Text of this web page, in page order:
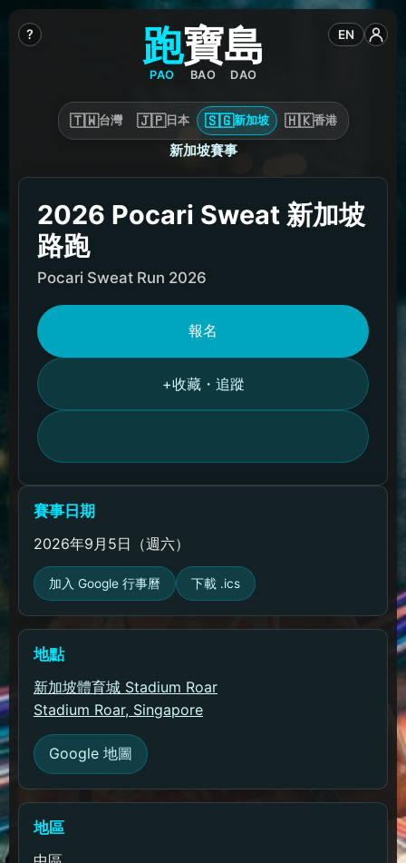
跑
PAO
寶
BAO
島
DAO
? EN
🇹🇼台灣 🇯🇵日本 🇸🇬新加坡 🇭🇰香港
新加坡賽事
2026 Pocari Sweat 新加坡
路跑
Pocari Sweat Run 2026
報名
+收藏・追蹤
賽事日期
2026年9月5日（週六）
加入 Google 行事曆 下載 .ics
地點
新加坡體育城 Stadium Roar
Stadium Roar, Singapore
Google 地圖
地區